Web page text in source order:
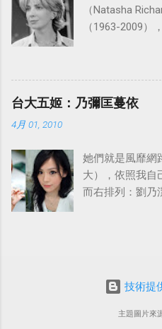
（Natasha
（1963-2009）
到傷心，希望
台大五姬：乃彌匡蔓依
4月 01, 2010
她們就是風靡網
大），依照我自
而右排列：劉乃
蔓）、吳依潔
技術提
主題圖片來